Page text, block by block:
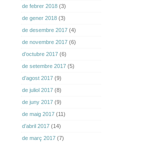
de febrer 2018 (3)
de gener 2018 (3)
de desembre 2017 (4)
de novembre 2017 (6)
d’octubre 2017 (6)
de setembre 2017 (5)
d’agost 2017 (9)
de juliol 2017 (8)
de juny 2017 (9)
de maig 2017 (11)
d’abril 2017 (14)
de març 2017 (7)